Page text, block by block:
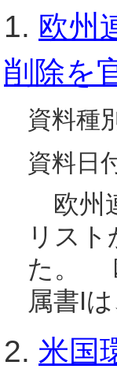
1. 欧州
削除を
資料種
資料日
欧州
リス
た。
属書I
2. 米国